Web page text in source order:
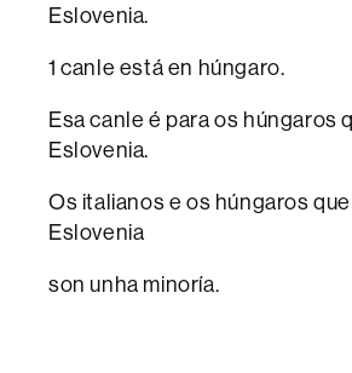
Eslovenia.
1 canle está en húngaro.
Esa canle é para os húngaros
Eslovenia.
Os italianos e os húngaros
Eslovenia
son unha minoría.